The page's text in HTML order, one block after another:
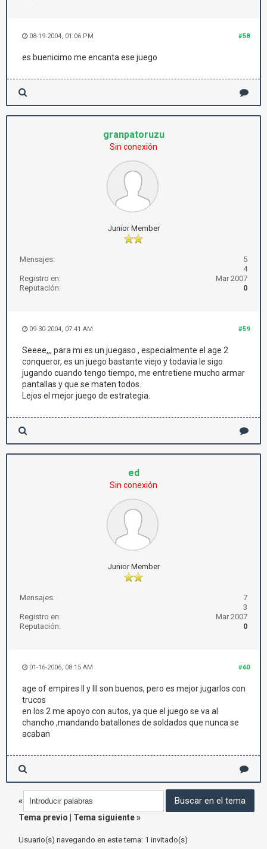
#58
08-19-2004, 01:06 PM
es buenicimo me encanta ese juego
granpatoruzu
Sin conexión
Junior Member
Mensajes:
5
4
Registro en:
Mar 2007
Reputación:
0
#59
09-30-2004, 07:41 AM
Seeee,,, para mi es un juegaso , especialmente el age 2
conqueror, es un juego bastante viejo y todavia le sigo
jugando cuando tengo tiempo, me entretiene mucho armar
pantallas y que se maten todos.
Lejos el mejor juego de estrategia.
ed
Sin conexión
Junior Member
Mensajes:
7
3
Registro en:
Mar 2007
Reputación:
0
#60
01-16-2006, 08:15 AM
age of empires II y III son buenos, pero es mejor jugarlos con
trucos
en los 2 me apoyo con autos, ya que el juego se va al
chancho ,mandando batallones de soldados que nunca se
acaban
«
Tema previo
Tema siguiente»
Usuario(s) navegando en este tema: 1 invitado(s)